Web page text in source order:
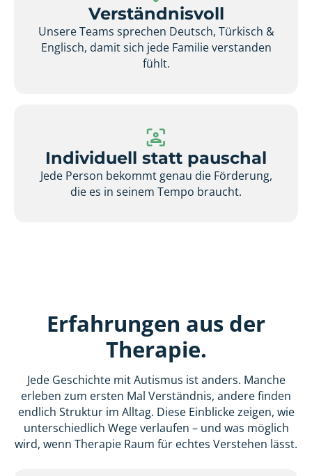
Verständnisvoll
Unsere Teams sprechen Deutsch, Türkisch &
Englisch, damit sich jede Familie verstanden
fühlt.
Individuell statt pauschal
Jede Person bekommt genau die Förderung,
die es in seinem Tempo braucht.
Erfahrungen aus der
Therapie.
Jede Geschichte mit Autismus ist anders. Manche
erleben zum ersten Mal Verständnis, andere finden
endlich Struktur im Alltag. Diese Einblicke zeigen, wie
unterschiedlich Wege verlaufen – und was möglich
wird, wenn Therapie Raum für echtes Verstehen lässt.